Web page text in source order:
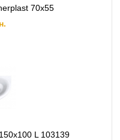
70x55
L 103139